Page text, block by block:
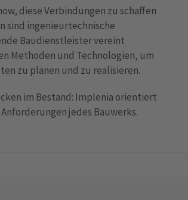
diese Verbindungen zu schaffen
sind ingenieurtechnische
Baudienstleister vereint
Methoden und Technologien, um
zu planen und zu realisieren.
im Bestand: Implenia orientiert
jedes Bauwerks.